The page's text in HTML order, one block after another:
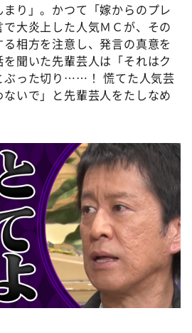
い！
まり」。かつて「嫁からのプレ
大炎上した人気ＭＣが、その
相方を注意し、発言の真意を
聞いた先輩芸人は「それはク
ぶった切り……！ 慌てた人気芸
いで」と先輩芸人をたしなめ